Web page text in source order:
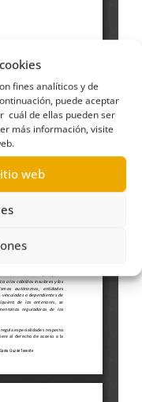
fines analíticos y de
puede aceptar
cuál de ellas pueden ser
más información, visite
web